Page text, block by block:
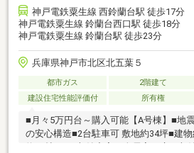
神戸電鉄粟生線 西鈴蘭台駅 徒歩17分
神戸電鉄粟生線 鈴蘭台西口駅 徒歩18分
神戸電鉄粟生線 鈴蘭台駅 徒歩23分
兵庫県神戸市北区北五葉５
都市ガス 2階建て
建設住宅性能評価付
所有権
■月々5万円台～購入可能【A号棟】■地
の安心構造■2台駐車可 敷地約34坪■建物
約16帖LDK■収納充実！全居室・床下収